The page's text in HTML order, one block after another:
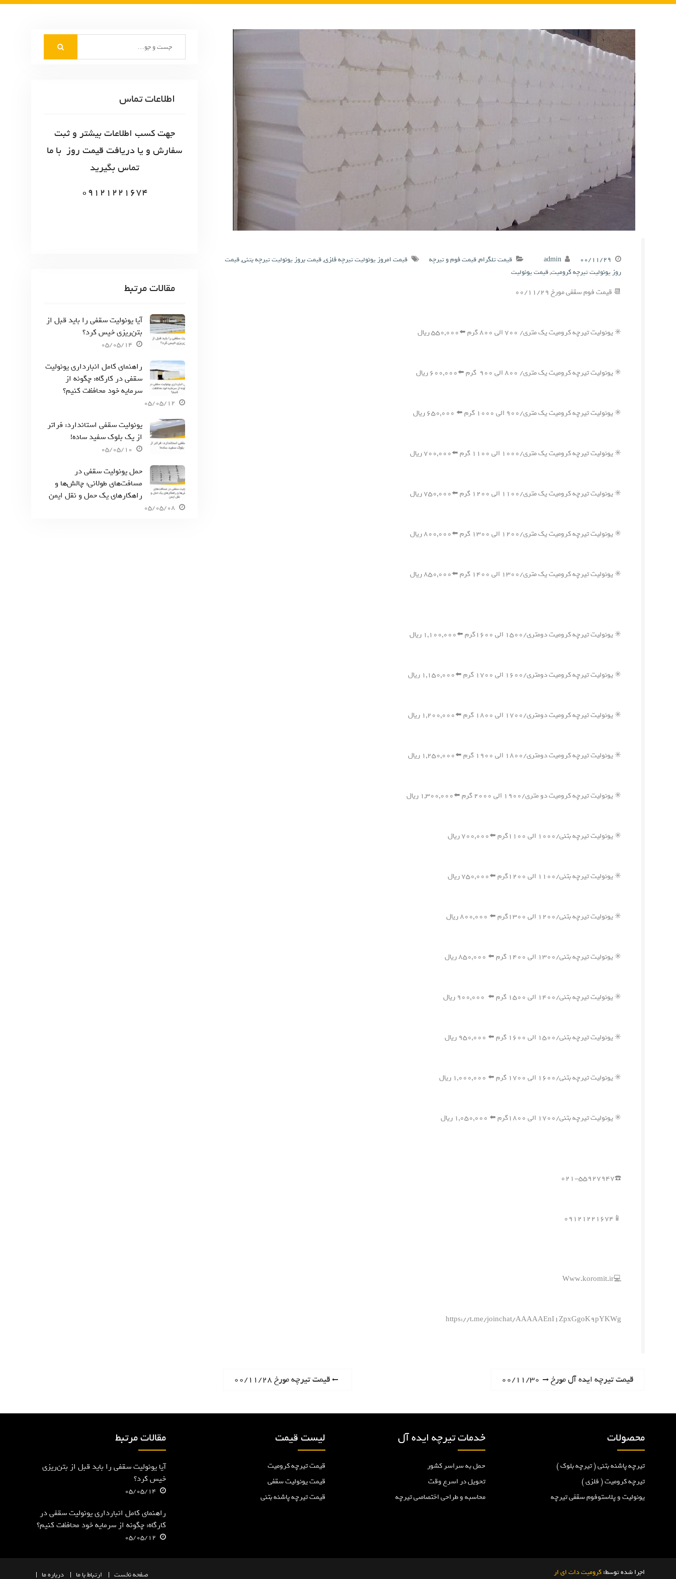
۰۰/۱۱/۲۹ admin قیمت تلگرام,قیمت فوم و تیرچه قیمت امروز یونولیت تیرچه فلزی,قیمت بروز یونولیت تیرچه بتنی,قیمت
روز یونولیت تیرچه کرومیت,قیمت یونولیت
📆 قیمت فوم سقفی مورخ ۰۰/۱۱/۲۹
✳️ یونولیت تیرچه کرومیت یک متری/ ۷۰۰ الی ۸۰۰ گرم ⬅️۵۵۰,۰۰۰ ریال
✳️ یونولیت تیرچه کرومیت یک متری/ ۸۰۰ الی ۹۰۰ گرم ⬅️۶۰۰,۰۰۰ ریال
✳️ یونولیت تیرچه کرومیت یک متری/۹۰۰ الی ۱۰۰۰ گرم ⬅️ ۶۵۰,۰۰۰ ریال
✳️ یونولیت تیرچه کرومیت یک متری/۱۰۰۰ الی ۱۱۰۰ گرم ⬅️۷۰۰,۰۰۰ ریال
✳️ یونولیت تیرچه کرومیت یک متری/۱۱۰۰ الی ۱۲۰۰ گرم ⬅️۷۵۰,۰۰۰ ریال
✳️ یونولیت تیرچه کرومیت یک متری/۱۲۰۰ الی ۱۳۰۰ گرم ⬅️۸۰۰,۰۰۰ ریال
✳️ یونولیت تیرچه کرومیت یک متری/۱۳۰۰ الی ۱۴۰۰ گرم ⬅️۸۵۰,۰۰۰ ریال
✳️ یونولیت تیرچه کرومیت دومتری/۱۵۰۰ الی ۱۶۰۰گرم ⬅️۱,۱۰۰,۰۰۰ ریال
✳️ یونولیت تیرچه کرومیت دومتری/۱۶۰۰ الی ۱۷۰۰ گرم ⬅️۱,۱۵۰,۰۰۰ ریال
✳️ یونولیت تیرچه کرومیت دومتری/۱۷۰۰ الی ۱۸۰۰ گرم ⬅️۱,۲۰۰,۰۰۰ ریال
✳️ یونولیت تیرچه کرومیت دومتری/۱۸۰۰ الی ۱۹۰۰ گرم ⬅️۱,۲۵۰,۰۰۰ ریال
✳️ یونولیت تیرچه کرومیت دو متری/۱۹۰۰ الی ۲۰۰۰ گرم ⬅️۱,۳۰۰,۰۰۰ ریال
✳️ یونولیت تیرچه بتنی/۱۰۰۰ الی ۱۱۰۰گرم ⬅️۷۰۰,۰۰۰ ریال
✳️ یونولیت تیرچه بتنی/۱۱۰۰ الی ۱۲۰۰گرم ⬅️۷۵۰,۰۰۰ ریال
✳️ یونولیت تیرچه بتنی/۱۲۰۰ الی ۱۳۰۰گرم ⬅️ ۸۰۰,۰۰۰ ریال
✳️ یونولیت تیرچه بتنی/۱۳۰۰ الی ۱۴۰۰ گرم ⬅️ ۸۵۰,۰۰۰ ریال
✳️ یونولیت تیرچه بتنی/۱۴۰۰ الی ۱۵۰۰ گرم ⬅️ ۹۰۰,۰۰۰ ریال
✳️ یونولیت تیرچه بتنی/۱۵۰۰ الی ۱۶۰۰ گرم ⬅️ ۹۵۰,۰۰۰ ریال
✳️ یونولیت تیرچه بتنی/۱۶۰۰ الی ۱۷۰۰ گرم ⬅️ ۱,۰۰۰,۰۰۰ ریال
✳️ یونولیت تیرچه بتنی/۱۷۰۰ الی ۱۸۰۰گرم ⬅️ ۱,۰۵۰,۰۰۰ ریال
☎️۰۲۱-۵۵۹۲۷۹۴۷
📱۰۹۱۲۱۲۲۱۶۷۴
💻Www.koromit.ir
https://t.me/joinchat/AAAAAEnI1ZpxGgoK9pYKWg
ه
ب
ر
و
P
v
قیمت تیرچه مورخ ۰۰/۱۱/۲۸
N
t
o
s
t
:
قیمت تیرچه ایده آل مورخ ۰۰/۱۱/۳۰
اطلاعات تماس
جهت کسب اطلاعات بیشتر و ثبت
سفارش و یا دریافت قیمت روز با ما
تماس بگیرید
09121221674
مقالات مرتبط
آیا یونولیت سقفی را باید قبل از
بتن‌ریزی خیس کرد؟
05/05/14
راهنمای کامل انبارداری یونولیت
سقفی در کارگاه: چگونه از
سرمایه خود محافظت کنیم؟
05/05/12
یونولیت سقفی استاندارد: فراتر
از یک بلوک سفید ساده!
05/05/10
حمل یونولیت سقفی در
مسافت‌های طولانی: چالش‌ها و
راهکارهای یک حمل و نقل ایمن
05/05/08
مقالات مرتبط
آیا یونولیت سقفی را باید قبل از بتن‌ریزی
خیس کرد؟
05/05/14
راهنمای کامل انبارداری یونولیت سقفی در
کارگاه: چگونه از سرمایه خود محافظت کنیم؟
05/05/12
لیست قیمت
قیمت تیرچه کرومیت
قیمت یونولیت سقفی
قیمت تیرچه پاشنه بتنی
خدمات تیرچه ایده آل
حمل به سراسر کشور
تحویل در اسرع وقت
محاسبه و طراحی اختصاصی تیرچه
محصولات
تیرچه پاشنه بتنی ( تیرچه بلوک )
تیرچه کرومیت ( فلزی )
یونولیت و پلاستوفوم سقفی تیرچه
صفحهنخست ارتباط با ما درباره ما اجرا شده توسط:کرومیت دات ای ار